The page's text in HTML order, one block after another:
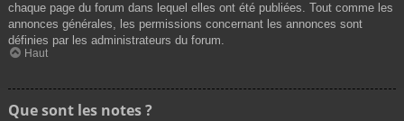
chaque page du forum dans lequel elles ont été publiées. Tout comme les
annonces générales, les permissions concernant les annonces sont
définies par les administrateurs du forum.
Haut
Que sont les notes ?